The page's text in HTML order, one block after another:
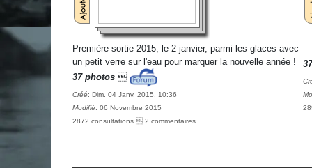
Première sortie 2015, le 2 janvier, parmi les glaces avec
un petit verre sur l'eau pour marquer la nouvelle année !
37 photos
Créé: Dim. 04 Janv. 2015, 10:36
Modifié: 06 Novembre 2015
2872 consultations  2 commentaires